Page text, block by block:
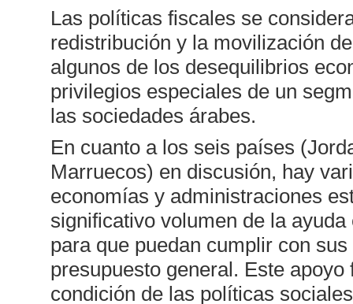
Las políticas fiscales se
redistribución y la movilización
algunos de los desequilibrios
privilegios especiales de un
las sociedades árabes.
En cuanto a los seis países
Marruecos) en discusión, hay
economías y administraciones
significativo volumen de la
para que puedan cumplir con
presupuesto general. Este
condición de las políticas